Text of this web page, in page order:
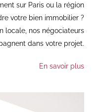
sur Paris ou la région
votre bien immobilier ?
locale, nos négociateurs
dans votre projet.
En savoir plus